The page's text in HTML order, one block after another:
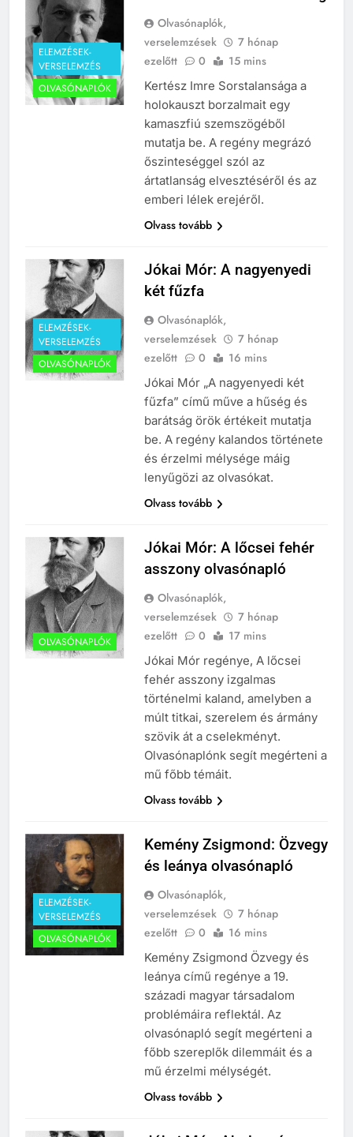
ELEMZÉSEK-
VERSELEMZÉS
OLVASÓNAPLÓK
Olvasónaplók,
verselemzések
7 hónap
ezelőtt
0 15 mins
Kertész Imre Sorstalansága a
holokauszt borzalmait egy
kamaszfiú szemszögéből
mutatja be. A regény megrázó
őszinteséggel szól az
ártatlanság elvesztéséről és az
emberi lélek erejéről.
Olvass tovább
ELEMZÉSEK-
VERSELEMZÉS
OLVASÓNAPLÓK
Jókai Mór: A nagyenyedi
két fűzfa
Olvasónaplók,
verselemzések
7 hónap
ezelőtt
0 16 mins
Jókai Mór „A nagyenyedi két
fűzfa” című műve a hűség és
barátság örök értékeit mutatja
be. A regény kalandos története
és érzelmi mélysége máig
lenyűgözi az olvasókat.
Olvass tovább
OLVASÓNAPLÓK
Jókai Mór: A lőcsei fehér
asszony olvasónapló
Olvasónaplók,
verselemzések
7 hónap
ezelőtt
0 17 mins
Jókai Mór regénye, A lőcsei
fehér asszony izgalmas
történelmi kaland, amelyben a
múlt titkai, szerelem és ármány
szövik át a cselekményt.
Olvasónaplónk segít megérteni a
mű főbb témáit.
Olvass tovább
ELEMZÉSEK-
VERSELEMZÉS
OLVASÓNAPLÓK
Kemény Zsigmond: Özvegy
és leánya olvasónapló
Olvasónaplók,
verselemzések
7 hónap
ezelőtt
0 16 mins
Kemény Zsigmond Özvegy és
leánya című regénye a 19.
századi magyar társadalom
problémáira reflektál. Az
olvasónapló segít megérteni a
főbb szereplők dilemmáit és a
mű érzelmi mélységét.
Olvass tovább